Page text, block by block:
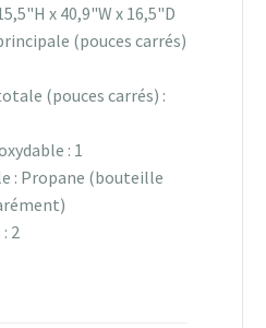
x 40,9"W x 16,5"D
(pouces carrés)
(pouces carrés) :
: 1
: Propane (bouteille
2